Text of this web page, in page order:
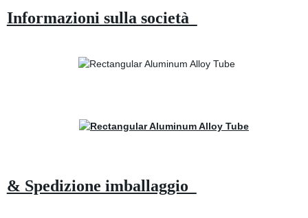
Informazioni sulla società
& Spedizione imballaggio